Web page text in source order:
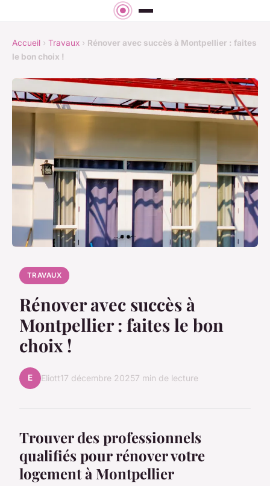
Accueil › Travaux › Rénover avec succès à Montpellier : faites
le bon choix !
TRAVAUX
Rénover avec succès à
Montpellier : faites le bon
choix !
E Eliott17 décembre 20257 min de lecture
Trouver des professionnels
qualifiés pour rénover votre
logement à Montpellier